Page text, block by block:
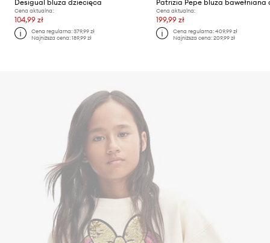
Desigual bluza dziecięca
Cena aktualna:
104,99 zł
Cena regularna:379,99 zł
Najniższa cena:189,99 zł
Cena aktualna:
199,99 zł
Cena regularna: 409,99 zł
Najniższa cena: 209,99 zł